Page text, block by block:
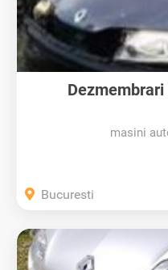
masini
Bucuresti